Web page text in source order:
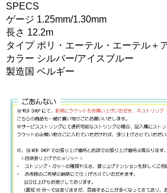
SPECS
ゲージ 1.25mm/1.30mm
長さ 12.2m
タイプ ポリ・エーテル・エーテル＋
カラー シルバー/アイスブルー
製造国 ベルギー